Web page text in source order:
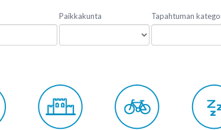
Paikkakunta Tapahtuman